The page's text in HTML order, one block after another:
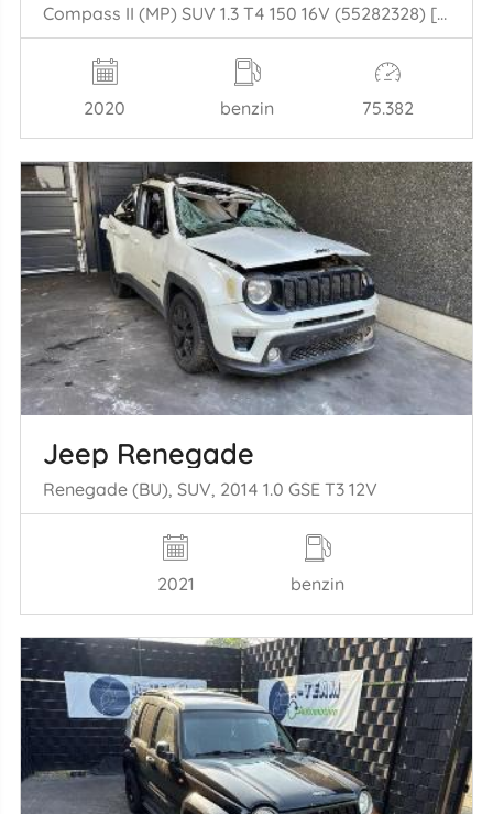
Compass II (MP) SUV 1.3 T4 150 16V (55282328) [110kW] (08-2020/...)
2020 benzin 75.382
Jeep Renegade
Renegade (BU), SUV, 2014 1.0 GSE T3 12V
2021 benzin